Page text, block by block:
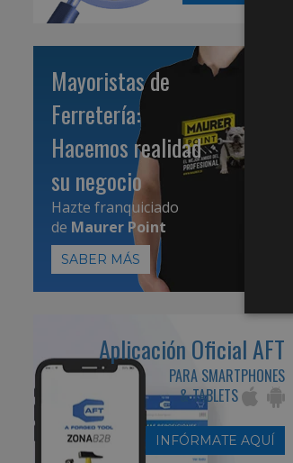
Mayoristas de
Ferretería:
Hacemos realidad
su negocio
Hazte franquiciado
de Maurer Point
SABER MÁS
Aplicación Oficial AFT
PARA SMARTPHONES
& TABLETS
INFÓRMATE AQUÍ